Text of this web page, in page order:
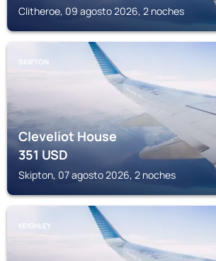
Clitheroe, 09 agosto 2026, 2 noches
SKIPTON
Cleveliot House
351USD
Skipton, 07 agosto 2026, 2 noches
KEIGHLEY